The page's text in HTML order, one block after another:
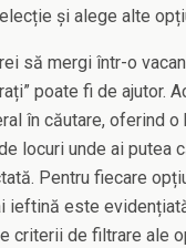
și alege alte
să mergi într-o
poate fi de ajutor.
în căutare, oferind o
locuri unde ai putea
Pentru fiecare
ieftină este
criterii de filtrare ale